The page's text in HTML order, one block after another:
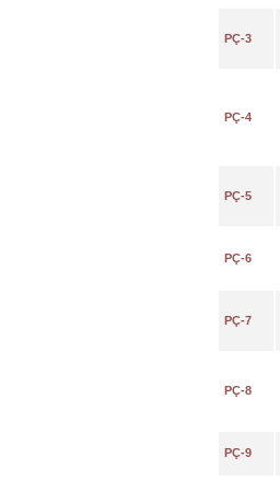
PÇ-3
PÇ-4
PÇ-5
PÇ-6
PÇ-7
PÇ-8
PÇ-9